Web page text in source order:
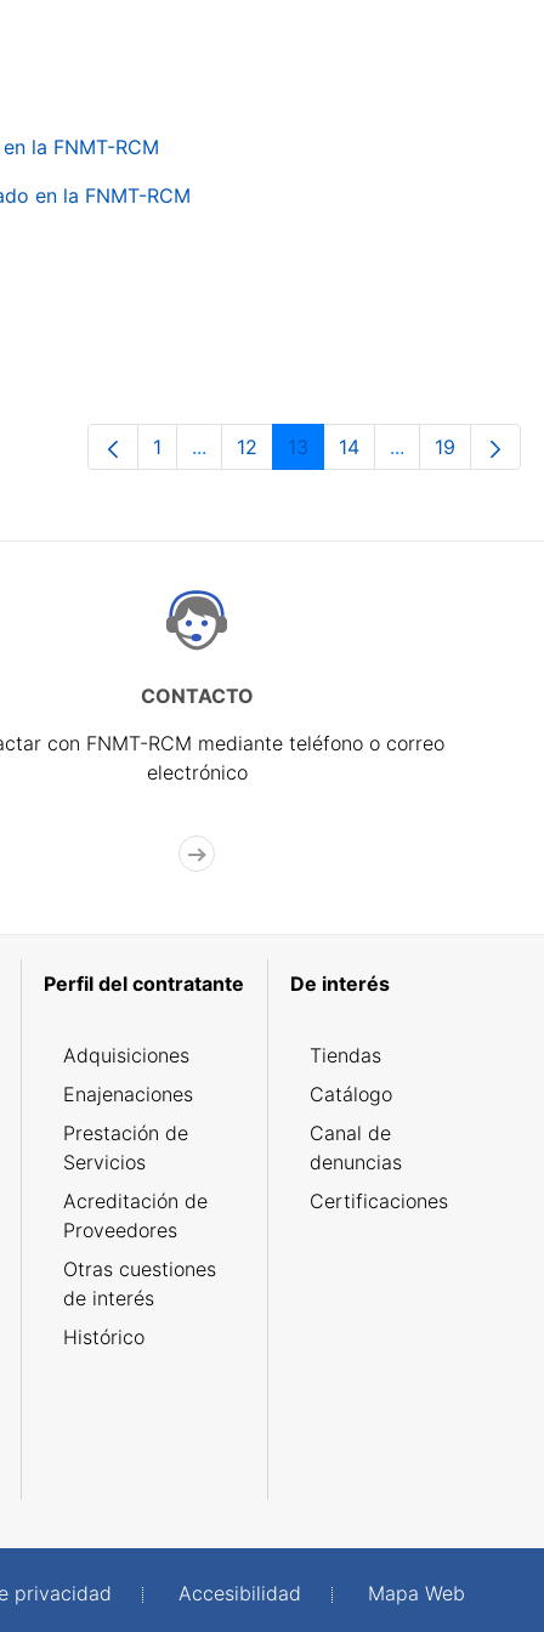
la FNMT-RCM
en la FNMT-RCM
Página
1 ...Páginas intermedias Use TAB para
Página
12 Página
13 Página
14 ...PáginasPágina
19
CONTACTO
con FNMT-RCM mediante teléfono o correo
electrónico
Perfil del contratante
Adquisiciones
Enajenaciones
Prestación de
Servicios
Acreditación de
Proveedores
Otras cuestiones
de interés
Histórico
De interés
Tiendas
Catálogo
Canal de
denuncias
Certificaciones
privacidad Accesibilidad
Mapa Web